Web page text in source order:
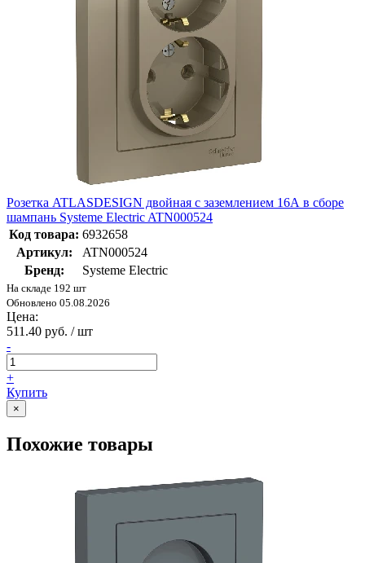
Розетка ATLASDESIGN двойная с заземлением 16А в сборе
шампань Systeme Electric ATN000524
Код товара: 6932658
Артикул:
ATN000524
Бренд:
Systeme Electric
На складе 192 шт
Обновлено 05.08.2026
Цена:
511.40 руб. / шт
-
+
Купить
×
Похожие товары